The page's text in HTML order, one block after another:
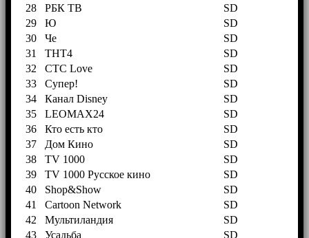
28
РБК ТВ
SD
29
Ю
SD
30
Че
SD
31
ТНТ4
SD
32
СТС Love
SD
33
Супер!
SD
34
Канал Disney
SD
35
LEOMAX24
SD
36
Кто есть кто
SD
37
Дом Кино
SD
38
TV 1000
SD
39
TV 1000 Русское кино
SD
40
Shop&Show
SD
41
Cartoon Network
SD
42
Мультиландия
SD
43
Усадьба
SD